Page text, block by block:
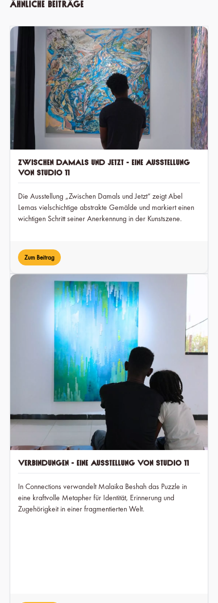
Ähnliche Beiträge
Zwischen Damals und Jetzt - Eine Ausstellung
von Studio 11
Die Ausstellung „Zwischen Damals und Jetzt“ zeigt Abel
Lemas vielschichtige abstrakte Gemälde und markiert einen
wichtigen Schritt seiner Anerkennung in der Kunstszene.
Zum Beitrag
Verbindungen - Eine Ausstellung von Studio 11
In Connections verwandelt Malaika Beshah das Puzzle in
eine kraftvolle Metapher für Identität, Erinnerung und
Zugehörigkeit in einer fragmentierten Welt.